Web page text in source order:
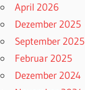
April 2026
Dezember 2025
September 2025
Februar 2025
Dezember 2024